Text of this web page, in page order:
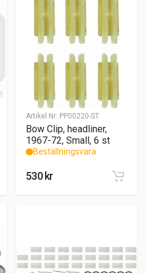
Artikel Nr: PP00220-ST
Bow Clip, headliner,
1967-72, Small, 6 st
Beställningsvara
530 kr